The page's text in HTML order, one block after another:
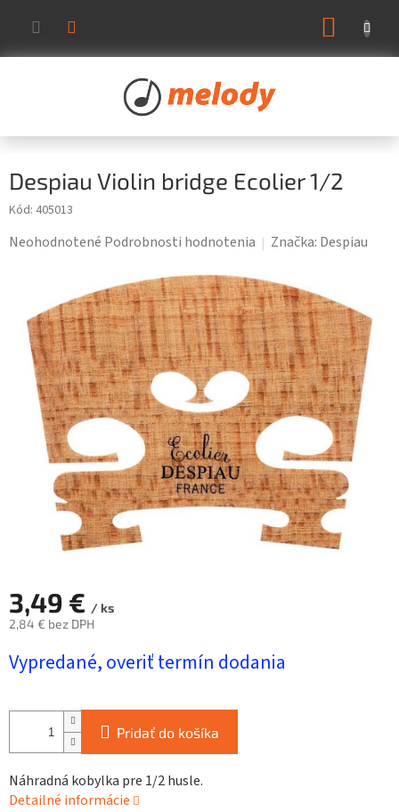
obsah
Despiau Violin bridge Ecolier 1/2
Kód: 405013
Priemerné
hviezdičiek.
Neohodnotené Podrobnosti hodnotenia Značka: Despiau
3,49 € / ks
2,84 € bez DPH
cena:
Vypredané, overiť termín dodania
Pridať do košíka
Náhradná kobylka pre 1/2 husle.
Detailné informácie